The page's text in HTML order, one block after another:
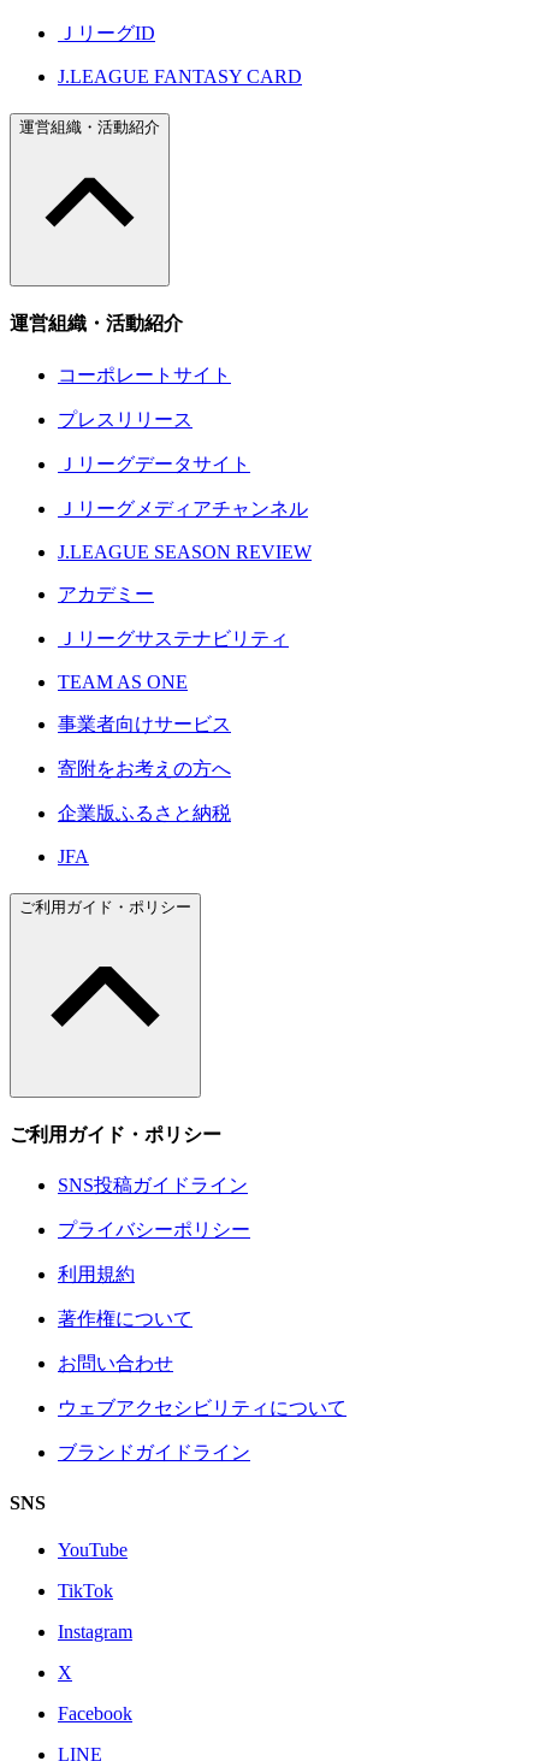
ＪリーグID
J.LEAGUE FANTASY CARD
運営組織・活動紹介
運営組織・活動紹介
コーポレートサイト
プレスリリース
Ｊリーグデータサイト
Ｊリーグメディアチャンネル
J.LEAGUE SEASON REVIEW
アカデミー
Ｊリーグサステナビリティ
TEAM AS ONE
事業者向けサービス
寄附をお考えの方へ
企業版ふるさと納税
JFA
ご利用ガイド・ポリシー
ご利用ガイド・ポリシー
SNS投稿ガイドライン
プライバシーポリシー
利用規約
著作権について
お問い合わせ
ウェブアクセシビリティについて
ブランドガイドライン
SNS
YouTube
TikTok
Instagram
X
Facebook
LINE